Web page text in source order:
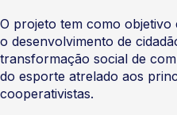
O projeto tem como
o desenvolvimento de
transformação social de
do esporte atrelado aos
cooperativistas.